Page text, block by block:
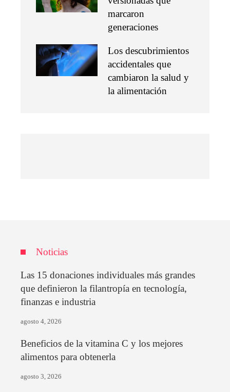
marcaron
generaciones
Los descubrimientos
accidentales que
cambiaron la salud y
la alimentación
Noticias
Las 15 donaciones individuales más grandes
que definieron la filantropía en tecnología,
finanzas e industria
agosto 4, 2026
Beneficios de la vitamina C y los mejores
alimentos para obtenerla
agosto 3, 2026